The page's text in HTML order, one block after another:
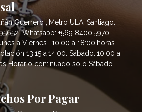
Guerrero , Metro ULA, Santiago.
Whatsapp: +569 8400 5970
a Viernes : 10:00 a 18:00 horas.
13:15 a 14:00. Sábado: 10:00 a
Horario continuado solo Sábado.
Por Pagar